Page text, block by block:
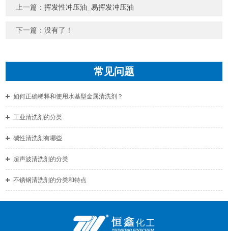
上一篇：挥发性冲压油_易挥发冲压油
下一篇：没有了！
常见问题
如何正确稀释和使用水基型金属清洗剂？
工业清洗剂的分类
碱性清洗剂有哪些
超声波清洗剂的分类
不锈钢清洗剂的分类和特点